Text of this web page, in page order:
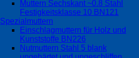
Muttern Sechskant ~0.8 Stahl
Festigkeitsklasse 10 BN121
Spezialmuttern
Einschlagmuttern für Holz und
Kunststoffe BN226
Nutmuttern Stahl 5 blank